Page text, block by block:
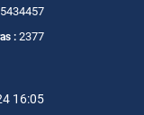
: 2377
16:05